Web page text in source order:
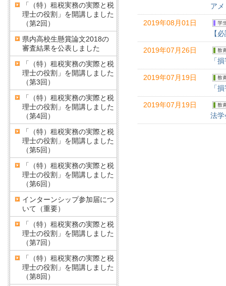
ア
2019年08月01日
【
2019年07月26日
「
2019年07月19日
「
2019年07月19日
法学
「（特）租税実務の実際と税
理士の役割」を開講しました
（第2回）
県内高校生懸賞論文2018の
審査結果を公表しました
「（特）租税実務の実際と税
理士の役割」を開講しました
（第3回）
「（特）租税実務の実際と税
理士の役割」を開講しました
（第4回）
「（特）租税実務の実際と税
理士の役割」を開講しました
（第5回）
「（特）租税実務の実際と税
理士の役割」を開講しました
（第6回）
インターンシップ参加届につ
いて（重要）
「（特）租税実務の実際と税
理士の役割」を開講しました
（第7回）
「（特）租税実務の実際と税
理士の役割」を開講しました
（第8回）